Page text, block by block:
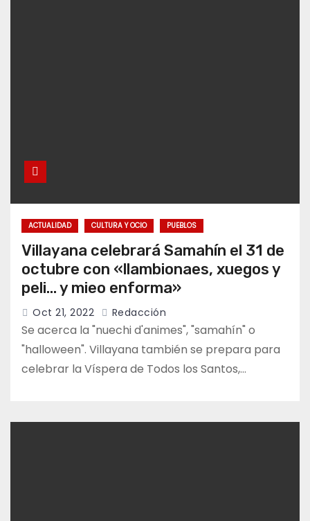
ACTUALIDAD CULTURA Y OCIO PUEBLOS
Villayana celebrará Samahín el 31 de
octubre con «llambionaes, xuegos y
peli… y mieo enforma»
Oct 21, 2022 Redacción
Se acerca la "nuechi d'animes", "samahín" o
"halloween". Villayana también se prepara para
celebrar la Víspera de Todos los Santos,…